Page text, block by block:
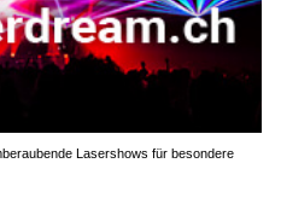
Lasershows für besondere